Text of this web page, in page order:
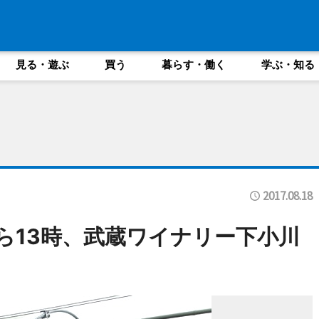
見る・遊ぶ 買う 暮らす・働く 学ぶ・知る
2017.08.18
時、武蔵ワイナリー下小川